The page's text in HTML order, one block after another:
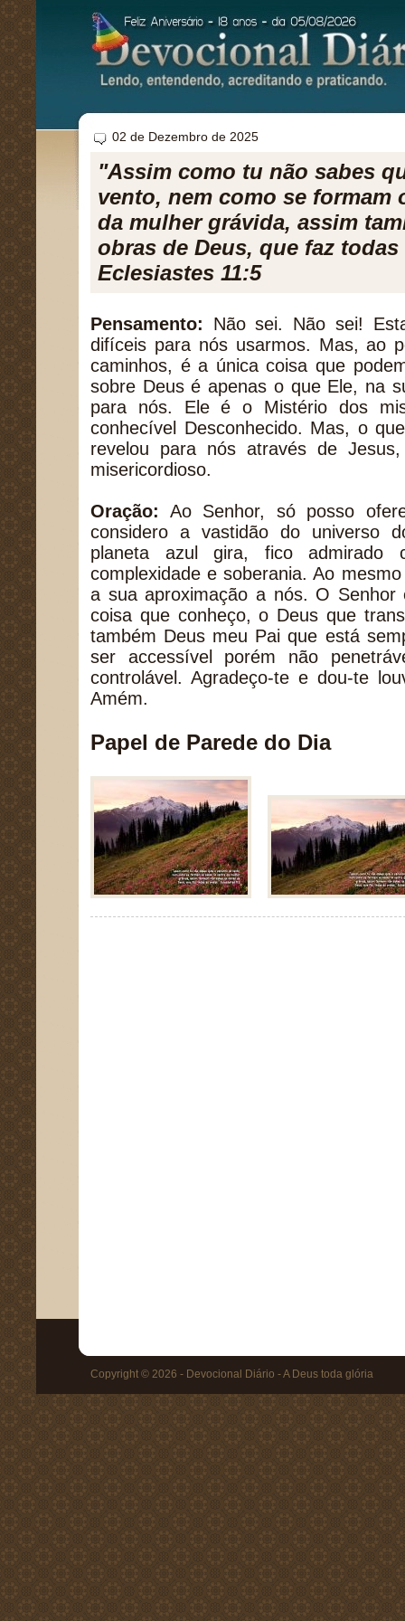
02 de Dezembro de 2025
"Assim como tu não sabes
vento, nem como se formam
da mulher grávida, assim
obras de Deus, que faz
Eclesiastes 11:5
Pensamento: Não sei. Não sei!
difíceis para nós usarmos. Mas, ao
caminhos, é a única coisa que
sobre Deus é apenas o que Ele, na
para nós. Ele é o Mistério dos
conhecível Desconhecido. Mas, o
revelou para nós através de
misericordioso.
Oração: Ao Senhor, só posso
considero a vastidão do universo
planeta azul gira, fico admirado
complexidade e soberania. Ao
a sua aproximação a nós. O Senhor
coisa que conheço, o Deus que
também Deus meu Pai que está
ser accessível porém não
controlável. Agradeço-te e dou-te
Amém.
Papel de Parede do Dia
Copyright © 2026 - Devocional Diário - A Deus toda glória